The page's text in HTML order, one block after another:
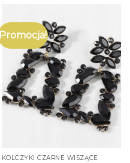
Promocja!
KOLCZYKI CZARNE WISZĄCE